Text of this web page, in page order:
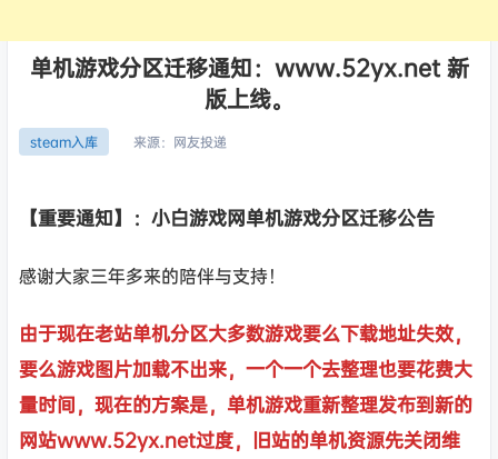
单机游戏分区迁移通知：www.52yx.net 新
版上线。
steam入库 来源： 网友投递
【重要通知】：小白游戏网单机游戏分区迁移公告
感谢大家三年多来的陪伴与支持！
由于现在老站单机分区大多数游戏要么下载地址失效，
要么游戏图片加载不出来，一个一个去整理也要花费大
量时间，现在的方案是，单机游戏重新整理发布到新的
网站www.52yx.net过度，旧站的单机资源先关闭维